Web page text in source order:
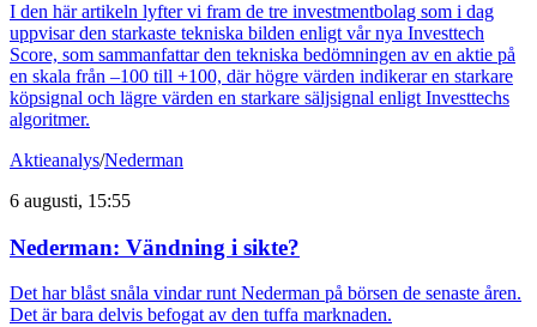
I den här artikeln lyfter vi fram de tre investmentbolag som i dag
uppvisar den starkaste tekniska bilden enligt vår nya Investtech
Score, som sammanfattar den tekniska bedömningen av en aktie på
en skala från –100 till +100, där högre värden indikerar en starkare
köpsignal och lägre värden en starkare säljsignal enligt Investtechs
algoritmer.
Aktieanalys/Nederman
6 augusti, 15:55
Nederman: Vändning i sikte?
Det har blåst snåla vindar runt Nederman på börsen de senaste åren.
Det är bara delvis befogat av den tuffa marknaden.